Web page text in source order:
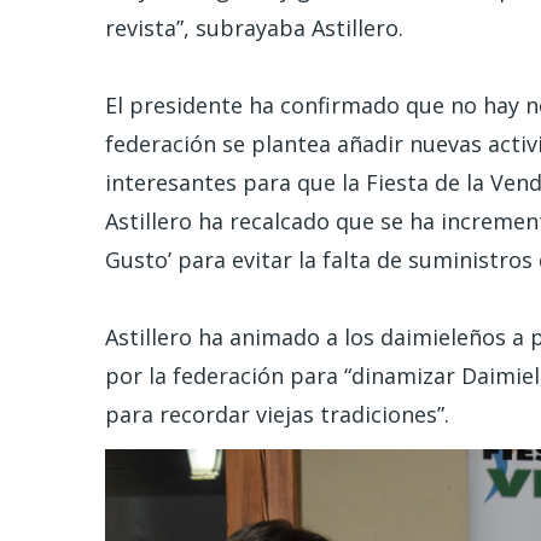
revista”, subrayaba Astillero.
El presidente ha confirmado que no hay
federación se plantea añadir nuevas
interesantes para que la Fiesta de la
Astillero ha recalcado que se ha
Gusto’ para evitar la falta de
Astillero ha animado a los daimieleños
por la federación para “dinamizar
para recordar viejas tradiciones”.